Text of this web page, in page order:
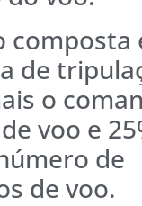
composta
de
o
voo e
de
de voo.